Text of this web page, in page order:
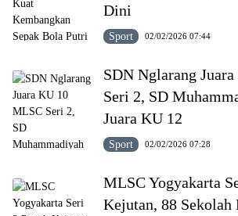
Dini
Sport 02/02/2026 07:44
SDN Nglarang
Seri 2, SD
Juara KU 12
Sport 02/02/2026 07:28
MLSC Yogyakarta
Kejutan, 88 Sekolah